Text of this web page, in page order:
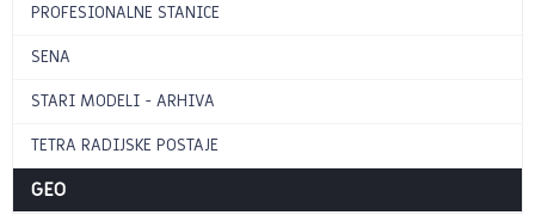
PROFESIONALNE STANICE
SENA
STARI MODELI - ARHIVA
TETRA RADIJSKE POSTAJE
GEO